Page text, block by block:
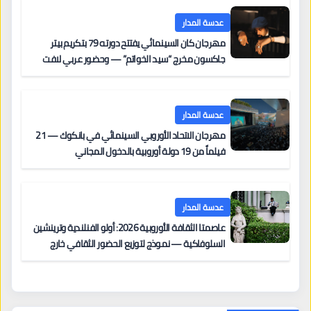
عدسة المدار
مهرجان كان السينمائي يفتتح دورته 79 بتكريم بيتر
جاكسون مخرج “سيد الخواتم” — وحضور عربي لافت
عدسة المدار
مهرجان الاتحاد الأوروبي السينمائي في بانكوك — 21
فيلماً من 19 دولة أوروبية بالدخول المجاني
عدسة المدار
عاصمتا الثقافة الأوروبية 2026: أولو الفنلندية وترينشين
السلوفاكية — نموذج لتوزيع الحضور الثقافي خارج